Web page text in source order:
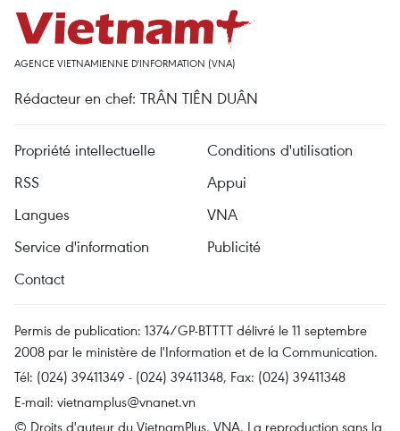
AGENCE VIETNAMIENNE D'INFORMATION (VNA)
Rédacteur en chef: TRÂN TIÊN DUÂN
Propriété intellectuelle
Conditions d'utilisation
RSS
Appui
Langues
VNA
Service d'information
Publicité
Contact
Permis de publication: 1374/GP-BTTTT délivré le 11 septembre
2008 par le ministère de l'Information et de la Communication.
Tél: (024) 39411349 - (024) 39411348, Fax: (024) 39411348
E-mail: vietnamplus@vnanet.vn
© Droits d'auteur du VietnamPlus, VNA. La reproduction sans la